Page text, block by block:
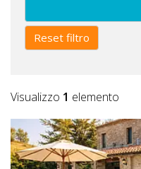
Reset filtro
Visualizzo 1 elemento